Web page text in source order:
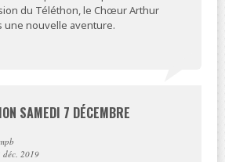
du Téléthon, le Chœur Arthur
une nouvelle aventure.
SAMEDI 7 DÉCEMBRE
déc. 2019